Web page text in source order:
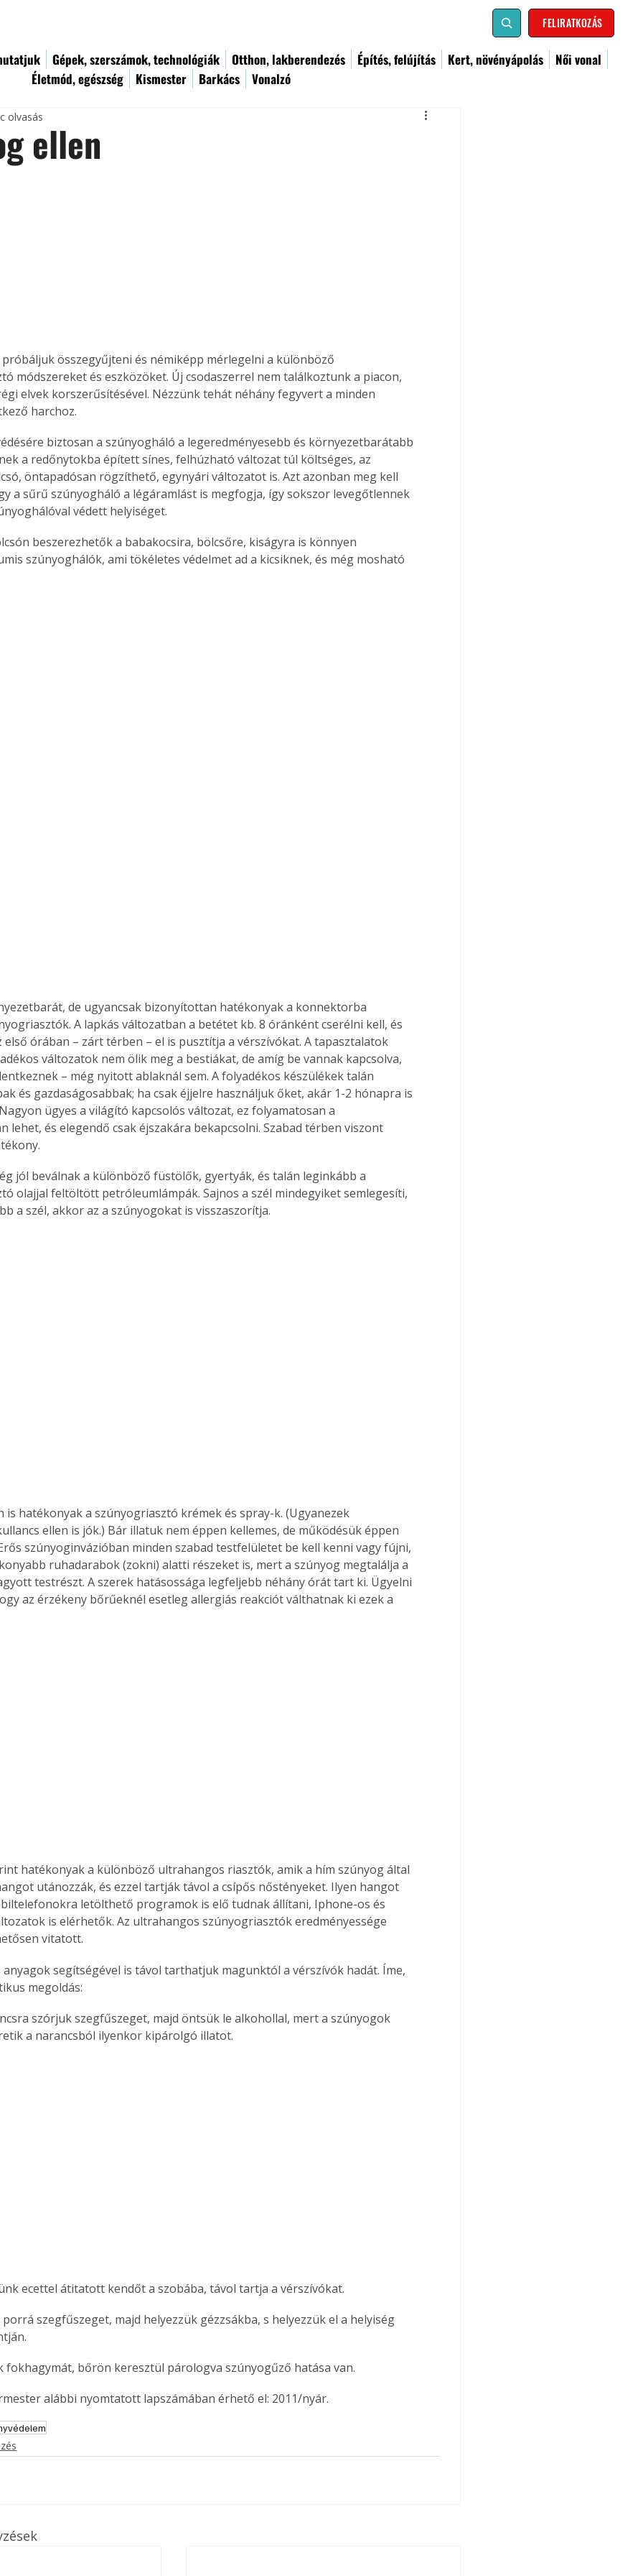
FELIRATKOZÁS
Gépek, szerszámok, technológiák Otthon, lakberendezés Építés, felújítás Kert, növényápolás
Női vonal
Életmód, egészség
Kismester Barkács Vonalzó
vagy
is
Bárhol,
élve
az
A
ellen
olvasás
összegyűjteni és némiképp mérlegelni a különböző
módszereket és eszközöket. Új csodaszerrel nem találkoztunk a piacon,
elvek korszerűsítésével. Nézzünk tehát néhány fegyvert a minden
harchoz.
biztosan a szúnyogháló a legeredményesebb és környezetbarátabb
a redőnytokba épített sínes, felhúzható változat túl költséges, az
öntapadósan rögzíthető, egynyári változatot is. Azt azonban meg kell
a sűrű szúnyogháló a légáramlást is megfogja, így sokszor levegőtlennek
védett helyiséget.
szúnyoghálók, ami tökéletes védelmet ad a kicsiknek, és még mosható
de ugyancsak bizonyítottan hatékonyak a konnektorba
A lapkás változatban a betétet kb. 8 óránként cserélni kell, és
első órában – zárt térben – el is pusztítja a vérszívókat. A tapasztalatok
változatok nem ölik meg a bestiákat, de amíg be vannak kapcsolva,
– még nyitott ablaknál sem. A folyadékos készülékek talán
és gazdaságosabbak; ha csak éjjelre használjuk őket, akár 1-2 hónapra is
ügyes a világító kapcsolós változat, ez folyamatosan a
lehet, és elegendő csak éjszakára bekapcsolni. Szabad térben viszont
olajjal feltöltött petróleumlámpák. Sajnos a szél mindegyiket semlegesíti,
a szél, akkor az a szúnyogokat is visszaszorítja.
is hatékonyak a szúnyogriasztó krémek és spray-k. (Ugyanezek
ellen is jók.) Bár illatuk nem éppen kellemes, de működésük éppen
szúnyoginvázióban minden szabad testfelületet be kell kenni vagy fújni,
ruhadarabok (zokni) alatti részeket is, mert a szúnyog megtalálja a
testrészt. A szerek hatásossága legfeljebb néhány órát tart ki. Ügyelni
az érzékeny bőrűeknél esetleg allergiás reakciót válthatnak ki ezek a
utánozzák, és ezzel tartják távol a csípős nőstényeket. Ilyen hangot
letölthető programok is elő tudnak állítani, Iphone-os és
is elérhetők. Az ultrahangos szúnyogriasztók eredményessége
vitatott.
anyagok segítségével is távol tarthatjuk magunktól a vérszívók hadát. Íme,
megoldás:
a narancsból ilyenkor kipárolgó illatot.
ecettel átitatott kendőt a szobába, távol tartja a vérszívókat.
fokhagymát, bőrön keresztül párologva szúnyogűző hatása van.
alábbi nyomtatott lapszámában érhető el: 2011/nyár.